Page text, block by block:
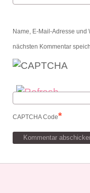
Name, E-Mail-Adresse und
nächsten Kommentar
CAPTCHA Code*